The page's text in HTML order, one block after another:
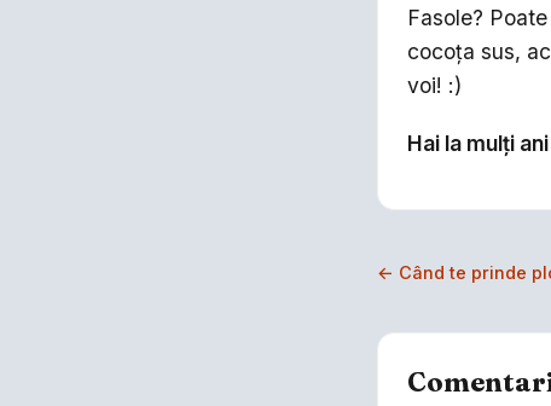
Fasole?
cocoța sus,
voi! :)
Hai la mulți
← Când te prinde